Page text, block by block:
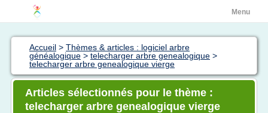
Menu
Accueil > Thèmes & articles : logiciel arbre
généalogique > telecharger arbre genealogique >
telecharger arbre genealogique vierge
Articles sélectionnés pour le thème :
telecharger arbre genealogique vierge